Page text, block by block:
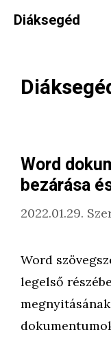
Diáksegéd
Word
bezárása
2022.01.29.
Word
legelső